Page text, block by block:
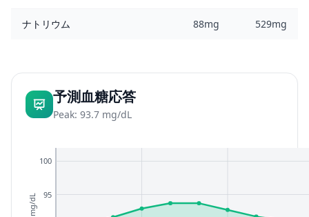
ナトリウム 88mg 529mg
予測血糖応答
Peak: 93.7 mg/dL
95
100
mg/dL